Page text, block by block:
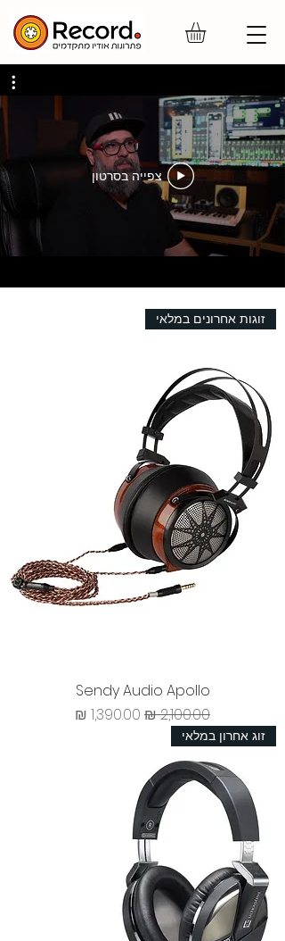
צפייה בסרטון
זוגות אחרונים במלאי
Sendy Audio Apollo
מחיר רגיל
מחיר מבצע
זוג אחרון במלאי